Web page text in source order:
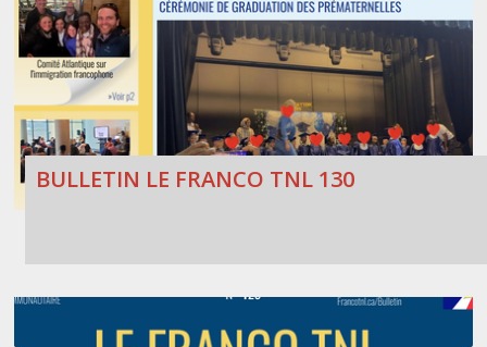
BULLETIN LE FRANCO TNL 130